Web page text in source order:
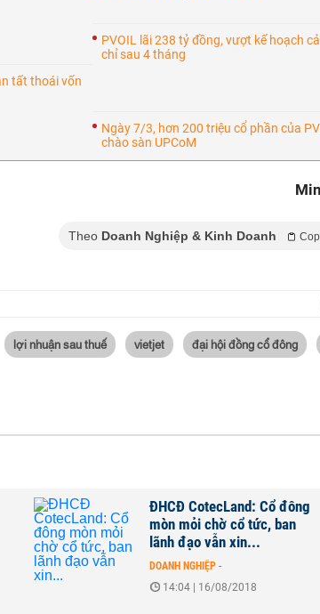
PVOIL lãi 238 tỷ đồng, vượt kế hoạch
chỉ sau 4 tháng
tất thoái vốn
Ngày 7/3, hơn 200 triệu cổ phần của
chào sàn UPCoM
Theo Doanh Nghiệp & Kinh Doanh
lợi nhuận sau thuế vietjet đại hội đồng cổ đông
ĐHCĐ CotecLand: Cổ đông
mòn mỏi chờ cổ tức, ban
lãnh đạo vẫn xin...
DOANH NGHIỆP
14:04 | 16/08/2018